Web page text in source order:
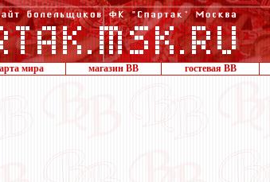
мира магазин ВВ гостевая ВВ